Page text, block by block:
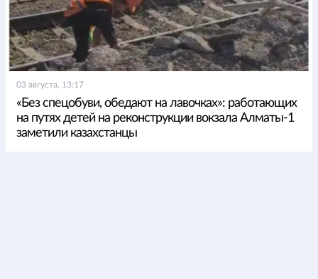
03 августа, 13:17
«Без спецобуви, обедают на лавочках»: работающих
на путях детей на реконструкции вокзала Алматы-1
заметили казахстанцы